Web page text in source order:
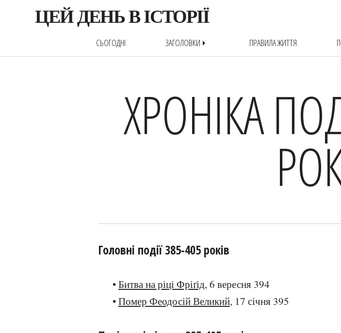
ЦЕЙ ДЕНЬ В ІСТОРІЇ
СЬОГОДНІ ЗАГОЛОВКИarrow_right ПРАВИЛА ЖИТТЯ
ХРОНІКА
Головні події 385-405 років
•Битва на ріці Фріґід, 6 вересня 394
•Помер Феодосій Великий, 17 січня 395